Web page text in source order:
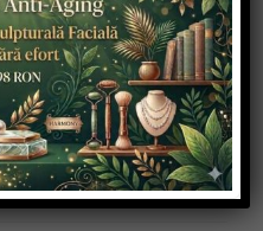
antioxidanti din fructe si